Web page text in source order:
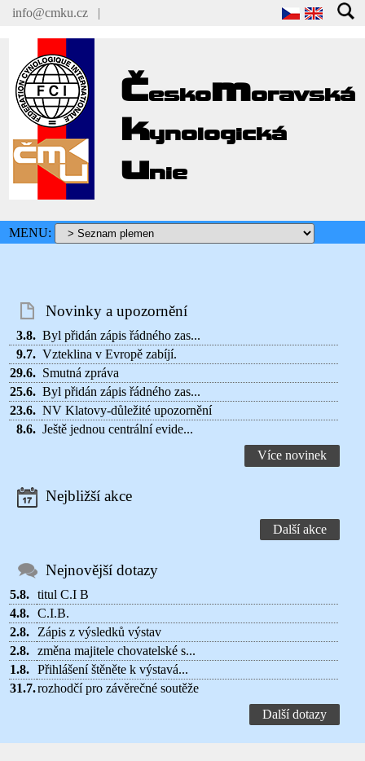
info@cmku.cz |
Českomoravská
kynologická
unie
MENU:
Novinky a upozornění
3.8. Byl přidán zápis řádného zas...
9.7. Vzteklina v Evropě zabíjí.
29.6. Smutná zpráva
25.6. Byl přidán zápis řádného zas...
23.6. NV Klatovy-důležité upozornění
8.6. Ještě jednou centrální evide...
Více novinek
Nejbližší akce
Další akce
Nejnovější dotazy
5.8. titul C.I B
4.8. C.I.B.
2.8.
Zápis z výsledků výstav
2.8. změna majitele chovatelské s...
1.8. Přihlášení štěněte k výstavá...
31.7.rozhodčí pro závěrečné soutěže
Další dotazy